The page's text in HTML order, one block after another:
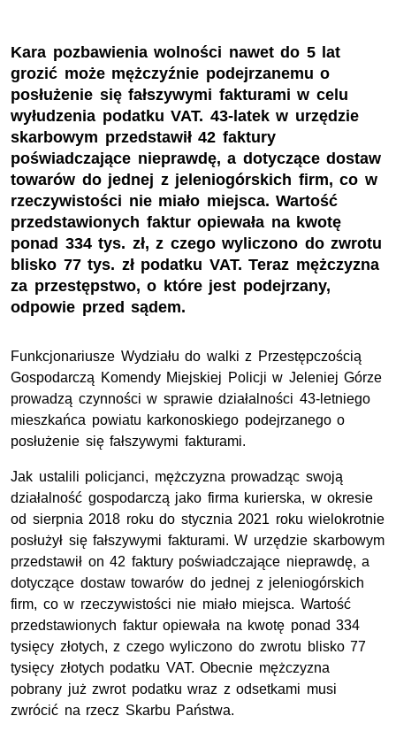
Kara pozbawienia wolności nawet do 5 lat
grozić może mężczyźnie podejrzanemu o
posłużenie się fałszywymi fakturami w celu
wyłudzenia podatku VAT. 43-latek w urzędzie
skarbowym przedstawił 42 faktury
poświadczające nieprawdę, a dotyczące dostaw
towarów do jednej z jeleniogórskich firm, co w
rzeczywistości nie miało miejsca. Wartość
przedstawionych faktur opiewała na kwotę
ponad 334 tys. zł, z czego wyliczono do zwrotu
blisko 77 tys. zł podatku VAT. Teraz mężczyzna
za przestępstwo, o które jest podejrzany,
odpowie przed sądem.
Funkcjonariusze Wydziału do walki z Przestępczością
Gospodarczą Komendy Miejskiej Policji w Jeleniej Górze
prowadzą czynności w sprawie działalności 43-letniego
mieszkańca powiatu karkonoskiego podejrzanego o
posłużenie się fałszywymi fakturami.
Jak ustalili policjanci, mężczyzna prowadząc swoją
działalność gospodarczą jako firma kurierska, w okresie
od sierpnia 2018 roku do stycznia 2021 roku wielokrotnie
posłużył się fałszywymi fakturami. W urzędzie skarbowym
przedstawił on 42 faktury poświadczające nieprawdę, a
dotyczące dostaw towarów do jednej z jeleniogórskich
firm, co w rzeczywistości nie miało miejsca. Wartość
przedstawionych faktur opiewała na kwotę ponad 334
tysięcy złotych, z czego wyliczono do zwrotu blisko 77
tysięcy złotych podatku VAT. Obecnie mężczyzna
pobrany już zwrot podatku wraz z odsetkami musi
zwrócić na rzecz Skarbu Państwa.